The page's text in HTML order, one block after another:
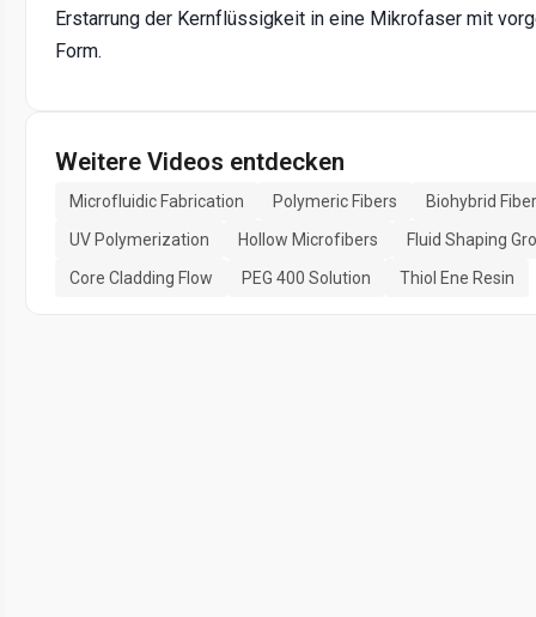
Erstarrung der Kernflüssigkeit in eine Mikrofaser mit
Form.
Weitere Videos entdecken
Microfluidic Fabrication Polymeric Fibers
Biohybrid
UV Polymerization
Hollow Microfibers
Fluid Shaping
Core Cladding Flow
PEG 400 Solution Thiol Ene Resin